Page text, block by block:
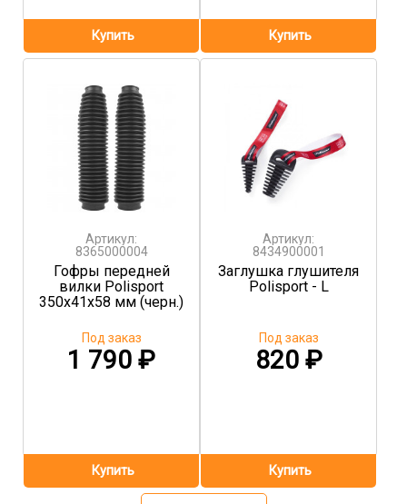
Артикул:
8365000004
Гофры передней
вилки Polisport
350x41x58 мм (черн.)
1 790 ₽
Под заказ
Артикул:
8434900001
Заглушка глушителя
Polisport - L
820 ₽
Под заказ